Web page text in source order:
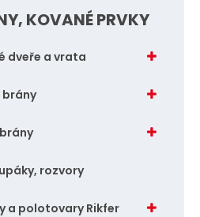
KOVANÉ PRVKY
dveře a vrata
brány
rozvory
a polotovary Rikfer